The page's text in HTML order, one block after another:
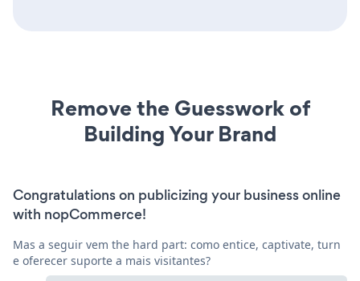
Remove the Guesswork of
Building Your Brand
Congratulations on publicizing your business online
with nopCommerce!
Mas a seguir vem the hard part: como entice, captivate, turn
e oferecer suporte a mais visitantes?